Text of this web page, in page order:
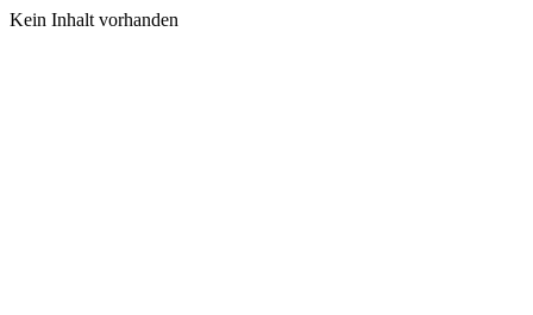
Kein Inhalt vorhanden